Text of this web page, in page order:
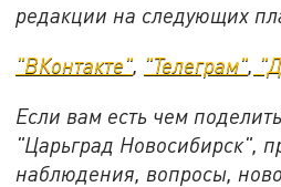
редакции на следующих
"ВКонтакте", "Телеграм",
Если вам есть чем
"Царьград Новосибирск",
наблюдения, вопросы,